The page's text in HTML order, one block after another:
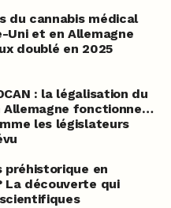
du cannabis médical
Uni et en Allemagne
doublé en 2025
: la légalisation du
Allemagne fonctionne…
les législateurs
préhistorique en
La découverte qui